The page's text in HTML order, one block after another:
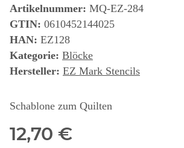
Artikelnummer: MQ-EZ-284
GTIN: 0610452144025
HAN: EZ128
Kategorie: Blöcke
Hersteller: EZ Mark Stencils
Schablone zum Quilten
12,70 €